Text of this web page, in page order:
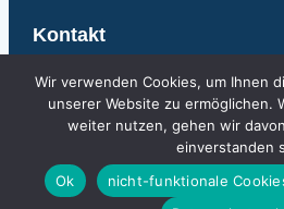
Kontakt
AIBA
Agentur für Internationale
Bildungsangelegenheiten
Postfach 684
Wir verwenden Cookies, um Ihnen
unserer Website zu ermöglichen.
weiter nutzen, gehen wir
einverstanden
Ok
nicht-funktionale